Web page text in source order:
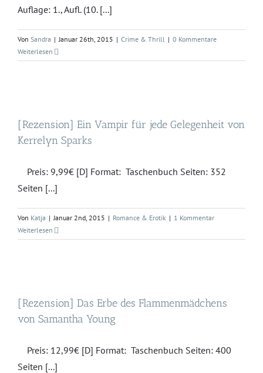
Auflage: 1., Aufl. (10. [...]
Von Sandra | Januar 26th, 2015 | Crime & Thrill | 0 Kommentare
Weiterlesen
[Rezension] Ein Vampir für jede Gelegenheit von
Kerrelyn Sparks
Preis: 9,99€ [D] Format: Taschenbuch Seiten: 352
Seiten [...]
Von Katja | Januar 2nd, 2015 | Romance & Erotik | 1 Kommentar
Weiterlesen
[Rezension] Das Erbe des Flammenmädchens
von Samantha Young
Preis: 12,99€ [D] Format: Taschenbuch Seiten: 400
Seiten [...]